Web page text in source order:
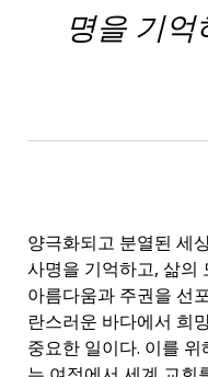
명을 기
양극화되고 분열된 세
사명을 기억하고, 삶의
아름다움과 주권을 선
란스러운 바다에서 희
중요한 일이다. 이를